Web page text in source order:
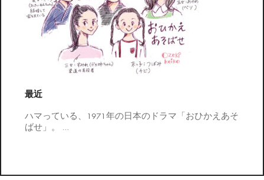
最近
ハマっている、1971年の日本のドラマ「おひかえあそ
ばせ」。 …